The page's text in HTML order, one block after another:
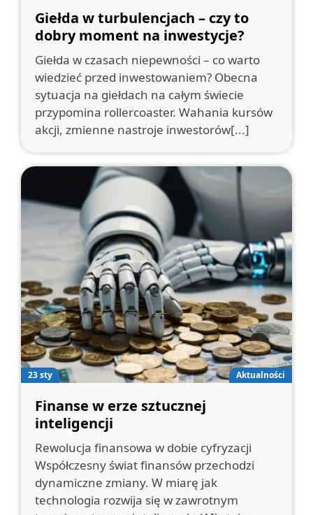
Giełda w turbulencjach – czy to
dobry moment na inwestycje?
Giełda w czasach niepewności – co warto
wiedzieć przed inwestowaniem? Obecna
sytuacja na giełdach na całym świecie
przypomina rollercoaster. Wahania kursów
akcji, zmienne nastroje inwestorów[...]
23 sty Aktualności
Finanse w erze sztucznej
inteligencji
Rewolucja finansowa w dobie cyfryzacji
Współczesny świat finansów przechodzi
dynamiczne zmiany. W miarę jak
technologia rozwija się w zawrotnym